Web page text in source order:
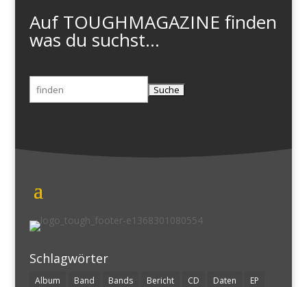
Auf TOUGHMAGAZINE finden
was du suchst...
Suchen
nach:
Schlagwörter
Album Band Bands Bericht CD Daten EP